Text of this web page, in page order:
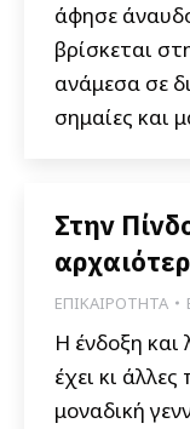
άφησε
βρίσκεται
ανάμεσα σε
σημαίες και
Στην
ΕΠΙΚΑΙΡΟΤΗΤΑ
Η ένδοξη
έχει κι
μοναδική